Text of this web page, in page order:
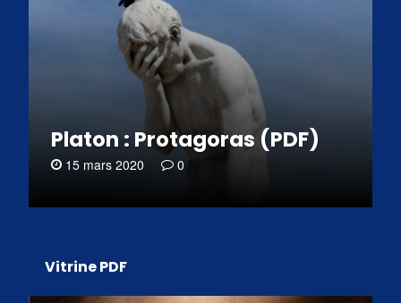
Platon : Protagoras (PDF)
15 mars 2020 0
Vitrine PDF